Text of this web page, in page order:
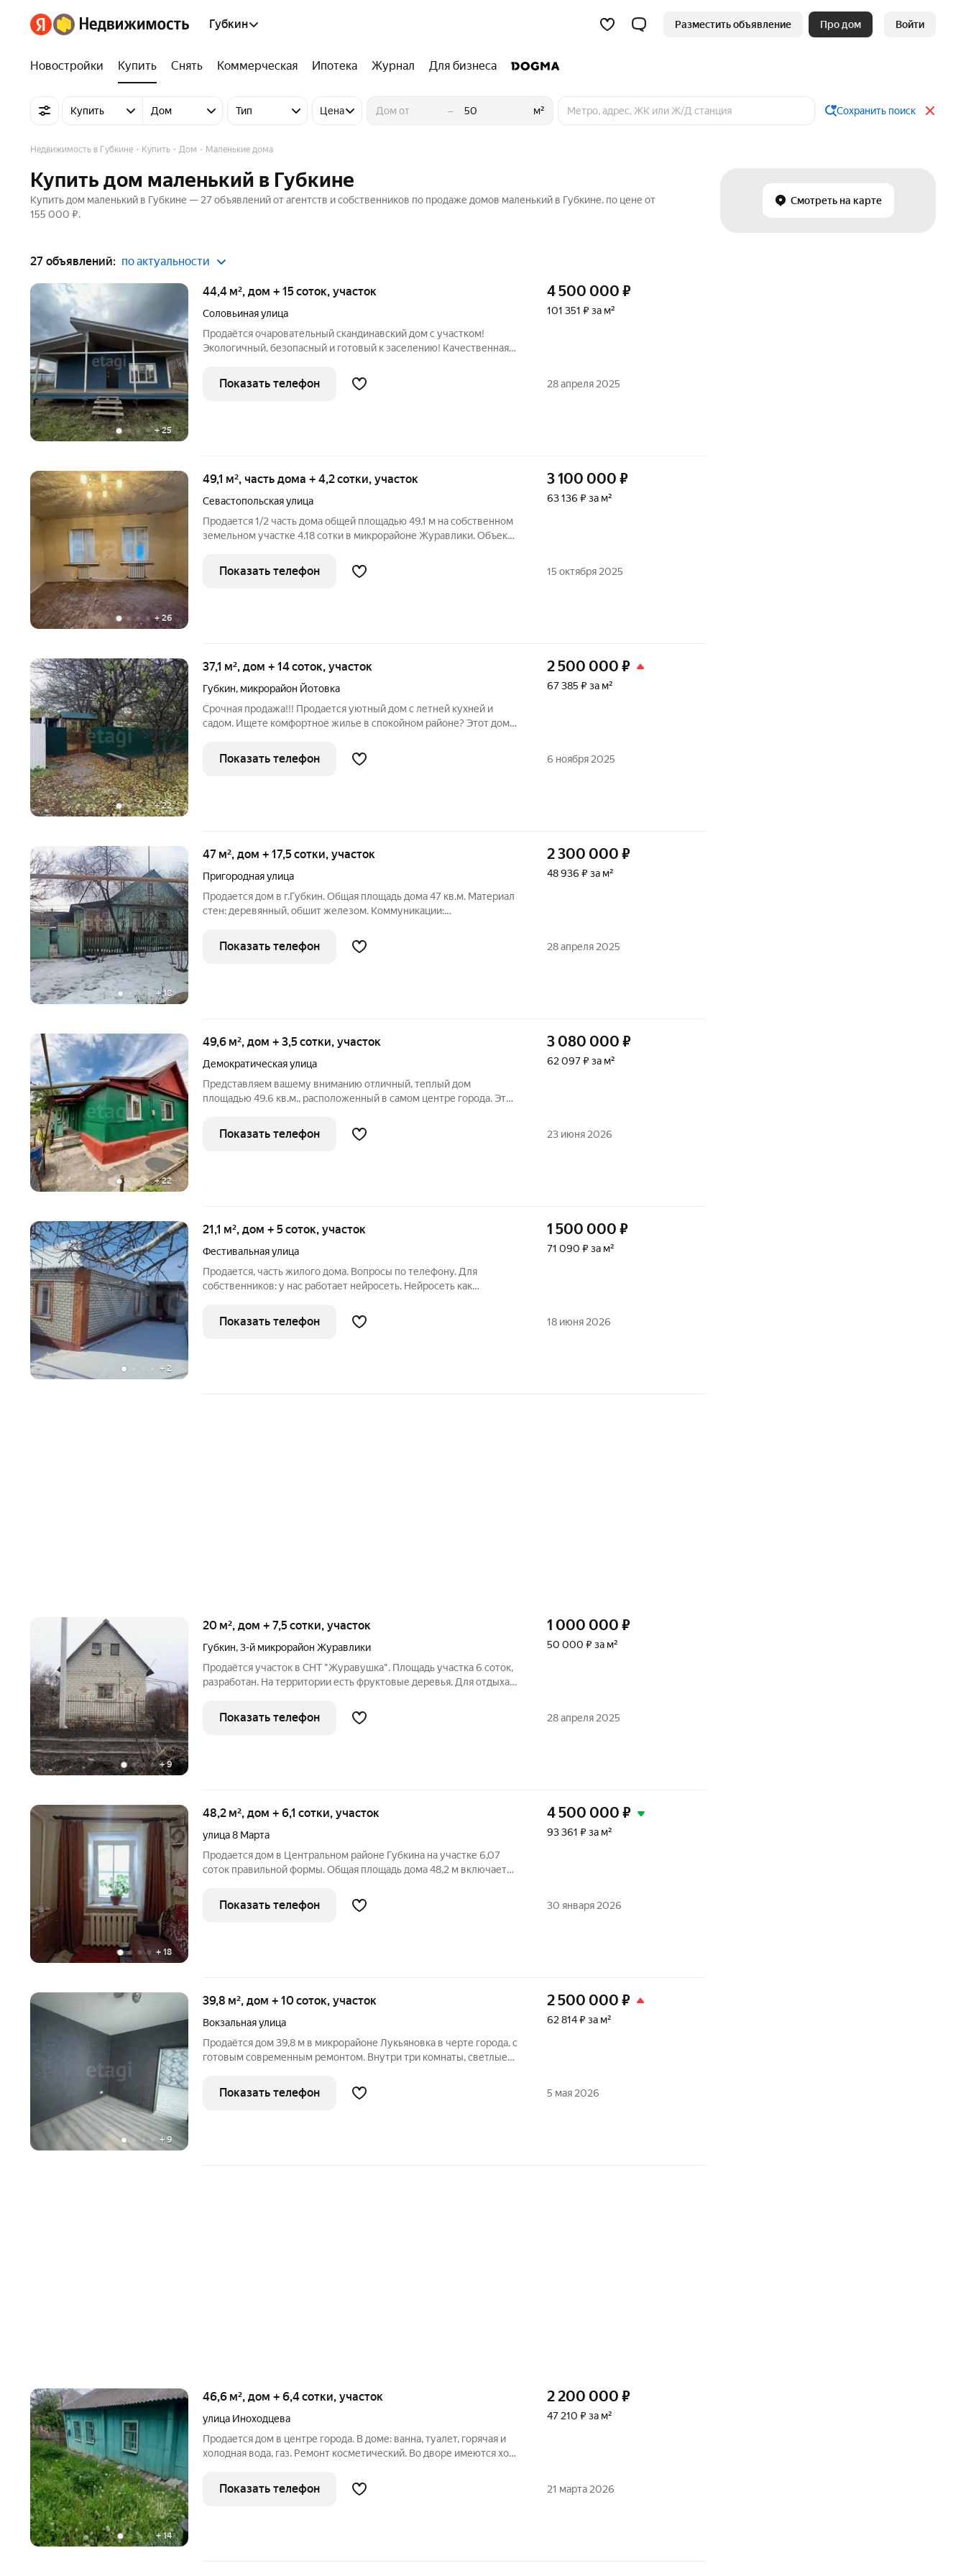
Губкин Разместить объявление Про дом Войти
Новостройки Купить Снять Коммерческая Ипотека Журнал Для бизнеса
Купить Дом Тип Цена – м² Сохранить поиск
Смотреть на карте
Недвижимость в Губкине Купить Дом Маленькие дома
Купить дом маленький в Губкине
Купить дом маленький в Губкине — 27 объявлений от агентств и собственников по продаже домов маленький в Губкине. по цене от
155 000 ₽.
27 объявлений: по актуальности
+25
44,4 м², дом + 15 соток, участок
Соловьиная улица
Продаётся очаровательный скандинавский дом с участком!
Экологичный, безопасный и готовый к заселению! Качественная
Электричество 380 В идеально для комфортной жизни и
хозяйства
4 500 000 ₽
101 351 ₽ за м²
Показать телефон 28 апреля 2025
+26
49,1 м², часть дома + 4,2 сотки, участок
Севастопольская улица
Продается 1/2 часть дома общей площадью 49.1 м на собственном
земельном участке 4.18 сотки в микрорайоне Журавлики. Объект
замена электрики и установлены новые радиаторы отопления,
работающие
3 100 000 ₽
63 136 ₽ за м²
Показать телефон 15 октября 2025
+22
37,1 м², дом + 14 соток, участок
Губкин, микрорайон Йотовка
Срочная продажа!!! Продается уютный дом с летней кухней и
садом. Ищете комфортное жилье в спокойном районе? Этот дом
37.1 кв.м. полезной площади. Просторные 2 комнаты, идеально
подходящие
2 500 000 ₽
67 385 ₽ за м²
Показать телефон 6 ноября 2025
+18
47 м², дом + 17,5 сотки, участок
Пригородная улица
Продается дом в г.Губкин. Общая площадь дома 47 кв.м. Материал
стен: деревянный, обшит железом. Коммуникации:
канализационной трубы (септик). Высокие потолки. Пластиковые
окна. Светлый, уютный дом
2 300 000 ₽
48 936 ₽ за м²
Показать телефон 28 апреля 2025
+22
49,6 м², дом + 3,5 сотки, участок
Демократическая улица
Представляем вашему вниманию отличный, теплый дом
площадью 49.6 кв.м., расположенный в самом центре города. Это
городской жизни, не отказываясь от домашнего уюта. Все
коммуникации в доме для
3 080 000 ₽
62 097 ₽ за м²
Показать телефон 23 июня 2026
+ 2
21,1 м², дом + 5 соток, участок
Фестивальная улица
Продается, часть жилого дома. Вопросы по телефону. Для
собственников: у нас работает нейросеть. Нейросеть как
сбои. Если вы заметили несоответствие информации позвоните
нам и мы все исправим
1 500 000 ₽
71 090 ₽ за м²
Показать телефон 18 июня 2026
+9
20 м², дом + 7,5 сотки, участок
Губкин,3-й микрорайон Журавлики
Продаётся участок в СНТ "Журавушка". Площадь участка 6 соток,
разработан. На территории есть фруктовые деревья. Для отдыха
расположение: Всего 500 метров отделяют вас от остановки
общественного
1 000 000 ₽
50 000 ₽ за м²
Показать телефон 28 апреля 2025
+ 18
48,2 м², дом + 6,1 сотки, участок
улица 8 Марта
Продается дом в Центральном районе Губкина на участке 6,07
соток правильной формы. Общая площадь дома 48,2 м включает
создает основу для комфортного проживания. Конструкция из
газобетонных
4 500 000 ₽
93 361 ₽ за м²
Показать телефон 30 января 2026
+ 9
39,8 м², дом + 10 соток, участок
Вокзальная улица
Продаётся дом 39,8 м в микрорайоне Лукьяновка в черте города, с
готовым современным ремонтом. Внутри три комнаты, светлые
Все коммуникации уже подключены: центральное
водоснабжение,
2 500 000 ₽
62 814 ₽ за м²
Показать телефон 5 мая 2026
+14
46,6 м², дом + 6,4 сотки, участок
улица Иноходцева
Продается дом в центре города. В доме: ванна, туалет, горячая и
холодная вода, газ. Ремонт косметический. Во дворе имеются хоз.
доступности: аптека, Магнинт, Пятерочка детский сад, зона отдыха
2 200 000 ₽
47 210 ₽ за м²
Показать телефон 21 марта 2026